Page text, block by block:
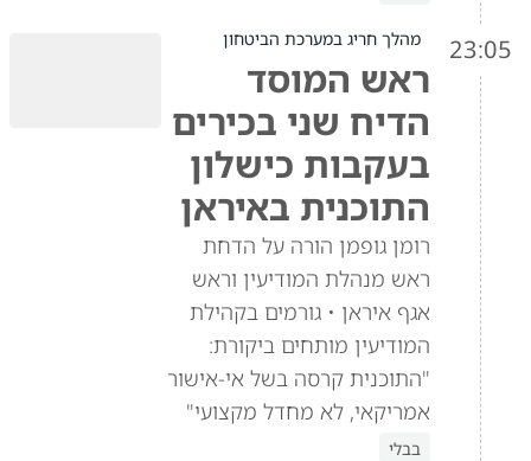
23:05 מהלך חריג במערכת הביטחון
ראש המוסד
הדיח שני בכירים
בעקבות כישלון
התוכנית באיראן
רומן גופמן הורה על הדחת
ראש מנהלת המודיעין וראש
אגף איראן • גורמים בקהילת
המודיעין מותחים ביקורת:
"התוכנית קרסה בשל אי-אישור
אמריקאי, לא מחדל מקצועי"
בבלי